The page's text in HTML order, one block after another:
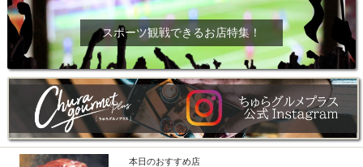
スポーツ観戦できるお店特集！
本日のおすすめ店